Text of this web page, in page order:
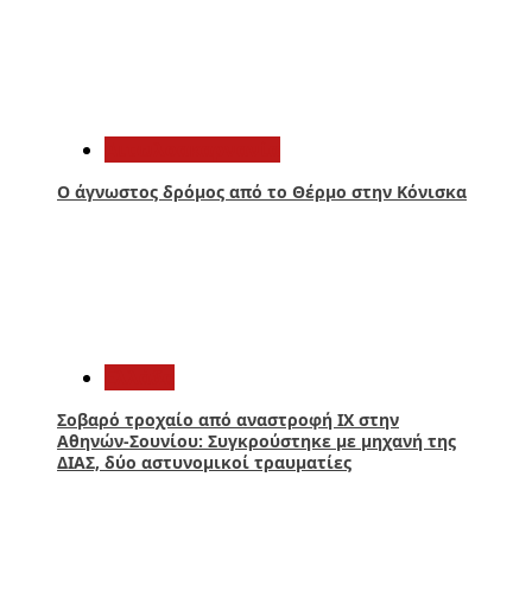
Ο άγνωστος δρόμος από το Θέρμο στην Κόνισκα
Σοβαρό τροχαίο από αναστροφή ΙΧ στην
Αθηνών-Σουνίου: Συγκρούστηκε με μηχανή της
ΔΙΑΣ, δύο αστυνομικοί τραυματίες